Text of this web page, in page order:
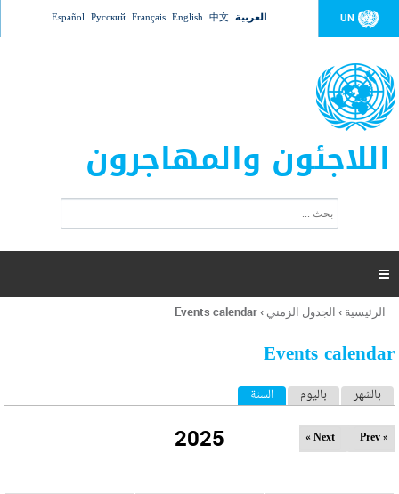
Jump to navigation UN العربية 中文
English
Français
Русский
Español
اللاجئون والمهاجرون
ت
ر
ل
ح
ب

أنت
هنا
الرئيسية › الجدول الزمني ›
Events calendar
Events calendar
ا
ل
ب
بالشهر باليوم السنة (علامة التبويب النشطة)
2025 « Prev
Next »